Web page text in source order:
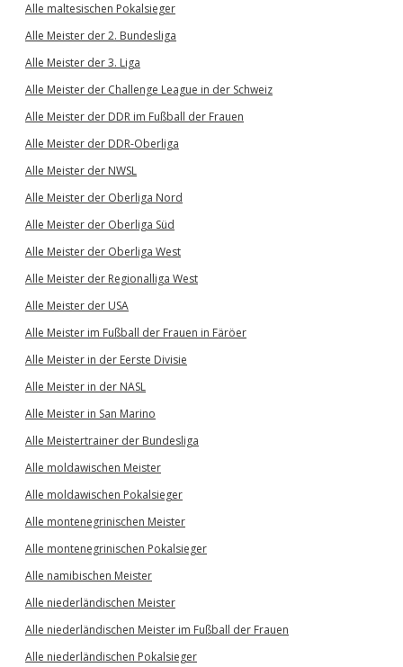
Alle maltesischen Pokalsieger
Alle Meister der 2. Bundesliga
Alle Meister der 3. Liga
Alle Meister der Challenge League in der Schweiz
Alle Meister der DDR im Fußball der Frauen
Alle Meister der DDR-Oberliga
Alle Meister der NWSL
Alle Meister der Oberliga Nord
Alle Meister der Oberliga Süd
Alle Meister der Oberliga West
Alle Meister der Regionalliga West
Alle Meister der USA
Alle Meister im Fußball der Frauen in Färöer
Alle Meister in der Eerste Divisie
Alle Meister in der NASL
Alle Meister in San Marino
Alle Meistertrainer der Bundesliga
Alle moldawischen Meister
Alle moldawischen Pokalsieger
Alle montenegrinischen Meister
Alle montenegrinischen Pokalsieger
Alle namibischen Meister
Alle niederländischen Meister
Alle niederländischen Meister im Fußball der Frauen
Alle niederländischen Pokalsieger